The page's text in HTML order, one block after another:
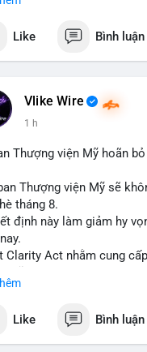
Cointelegraph
Like Bình luận
Vlike Wire
1 h
Thượng viện Mỹ hoãn
Thượng viện Mỹ sẽ
tháng 8.
định này làm giảm hy
Clarity Act nhằm cung
hoãn có thể ảnh hưởng
Like Bình luận